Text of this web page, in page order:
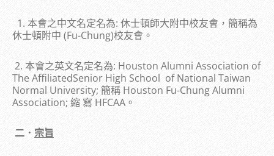
1. 本會之中文名定名為: 休士頓師大附中校友會，簡稱為
休士頓附中 (Fu-Chung)校友會。
2. 本會之英文名定名為: Houston Alumni Association of
The AffiliatedSenior High School of National Taiwan
Normal University; 簡稱 Houston Fu-Chung Alumni
Association; 縮 寫 HFCAA。
二． 宗旨